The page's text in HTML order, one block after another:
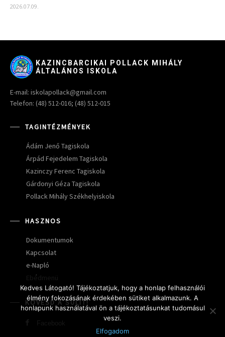
2026.07.09.
KAZINCBARCIKAI POLLACK MIHÁLY
ÁLTALÁNOS ISKOLA
E-mail: iskolapollack@gmail.com
Telefon: (48) 512-016; (48) 512-015
TAGINTÉZMÉNYEK
Ádám Jenő Tagiskola
Árpád Fejedelem Tagiskola
Kazinczy Ferenc Tagiskola
Gárdonyi Géza Tagiskola
Pollack Mihály Székhelyiskola
HASZNOS
Dokumentumok
Kapcsolat
e-Napló
Ebédmenü
KÖVESD A SULIT!
Kedves Látogató! Tájékoztatjuk, hogy a honlap felhasználói
élmény fokozásának érdekében sütiket alkalmazunk. A
honlapunk használatával ön a tájékoztatásunkat tudomásul
veszi.
Elfogadom